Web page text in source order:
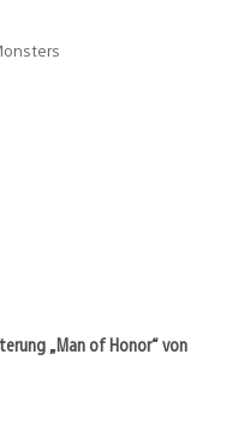
„Man of Honor“ von